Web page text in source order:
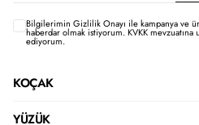
Bilgilerimin Gizlilik Onayı ile kampanya ve
haberdar olmak istiyorum.KVKK
ediyorum.
KOÇAK
YÜZÜK